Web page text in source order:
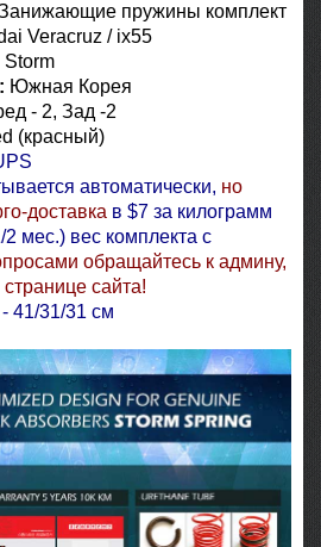
пружины комплект
Veracruz / ix55
Storm
Южная Корея
- 2, Зад -2
(красный)
автоматически, но
доставка в $7 за килограмм
мес.) вес комплекта с
обращайтесь к админу,
сайта!
- 41/31/31 см